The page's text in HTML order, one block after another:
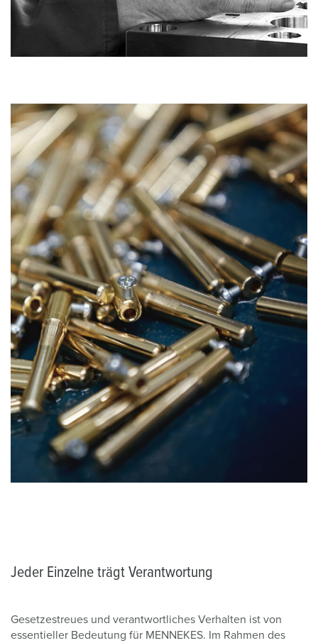
Jeder Einzelne trägt Verantwortung
Gesetzestreues und verantwortliches Verhalten ist von
essentieller Bedeutung für MENNEKES. Im Rahmen des